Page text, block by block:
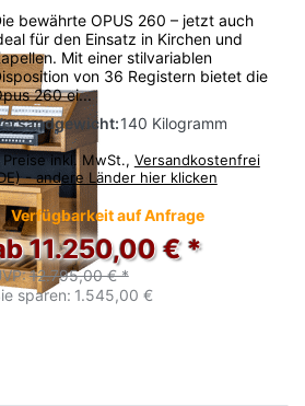
bewährte OPUS 260 – jetzt auch
für den Einsatz in Kirchen und
Mit einer stilvariablen
von 36 Registern bietet die
260 ei...
140 Kilogramm
Preise inkl. MwSt., Versandkostenfrei
- andere Länder hier klicken
Verfügbarkeit auf Anfrage
11.250,00 € *
12.795,00 € *
sparen: 1.545,00 €